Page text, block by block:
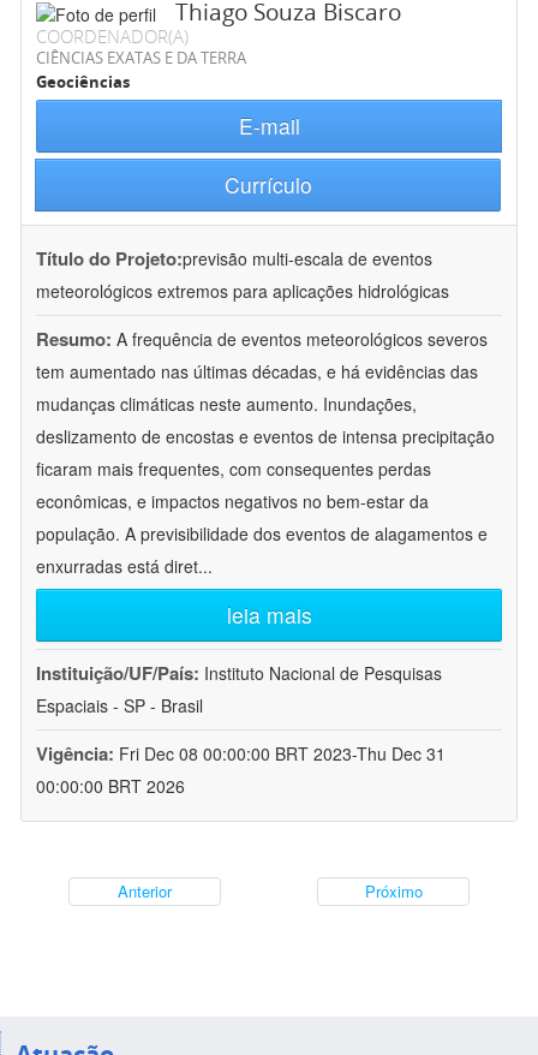
Thiago Souza Biscaro
COORDENADOR(A)
CIÊNCIAS EXATAS E DA TERRA
Geociências
E-mail
Currículo
Título do Projeto:previsão multi-escala de eventos
meteorológicos extremos para aplicações hidrológicas
Resumo: A frequência de eventos meteorológicos severos
tem aumentado nas últimas décadas, e há evidências das
mudanças climáticas neste aumento. Inundações,
deslizamento de encostas e eventos de intensa precipitação
ficaram mais frequentes, com consequentes perdas
econômicas, e impactos negativos no bem-estar da
população. A previsibilidade dos eventos de alagamentos e
enxurradas está diret...
leia mais
Instituição/UF/País: Instituto Nacional de Pesquisas
Espaciais - SP - Brasil
Vigência: Fri Dec 08 00:00:00 BRT 2023-Thu Dec 31
00:00:00 BRT 2026
Anterior Próximo